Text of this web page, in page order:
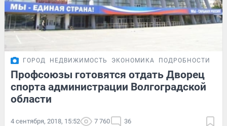
ГОРОД НЕДВИЖИМОСТЬ ЭКОНОМИКА ПОДРОБНОСТИ
Профсоюзы готовятся отдать Дворец
спорта администрации Волгоградской
области
4 сентября, 2018, 15:52 7 760 36